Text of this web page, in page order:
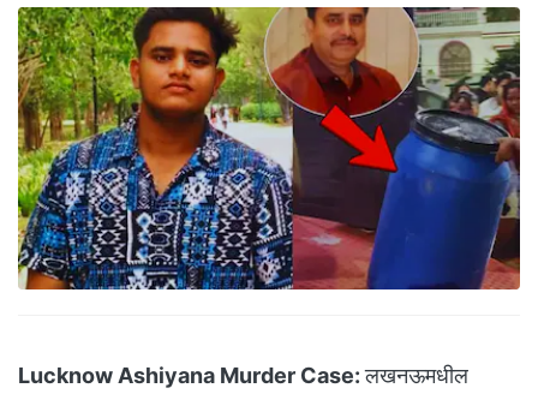
Lucknow Ashiyana Murder Case:लखनऊमधील